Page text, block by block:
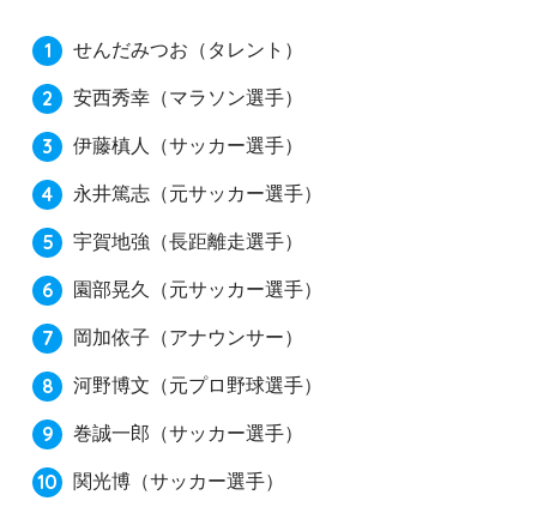
せんだみつお （タレント）
安西秀幸 （マラソン選手）
伊藤槙人 （サッカー選手）
永井篤志 （元サッカー選手）
宇賀地強 （長距離走選手）
園部晃久 （元サッカー選手）
岡加依子 （アナウンサー）
河野博文 （元プロ野球選手）
巻誠一郎 （サッカー選手）
関光博 （サッカー選手）